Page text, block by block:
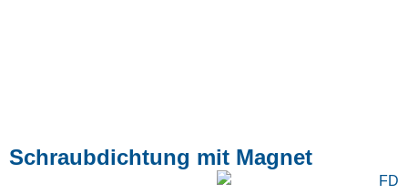
Schraubdichtung mit Magnet